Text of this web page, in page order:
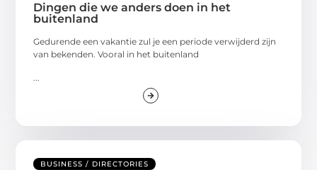
Dingen die we anders doen in het
buitenland
Gedurende een vakantie zul je een periode verwijderd zijn
van bekenden. Vooral in het buitenland
BUSINESS / DIRECTORIES